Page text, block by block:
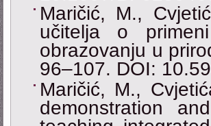
Maričić, M.,
učitelja o
obrazovanju u
96–107. DOI:
Maričić, M.,
demonstration